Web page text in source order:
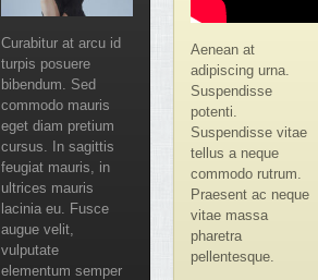
Curabitur at arcu id
turpis posuere
bibendum. Sed
commodo mauris
eget diam pretium
cursus. In sagittis
feugiat mauris, in
ultrices mauris
lacinia eu. Fusce
augue velit,
vulputate
elementum semper
Aenean at
adipiscing urna.
Suspendisse
potenti.
Suspendisse vitae
tellus a neque
commodo rutrum.
Praesent ac neque
vitae massa
pharetra
pellentesque.